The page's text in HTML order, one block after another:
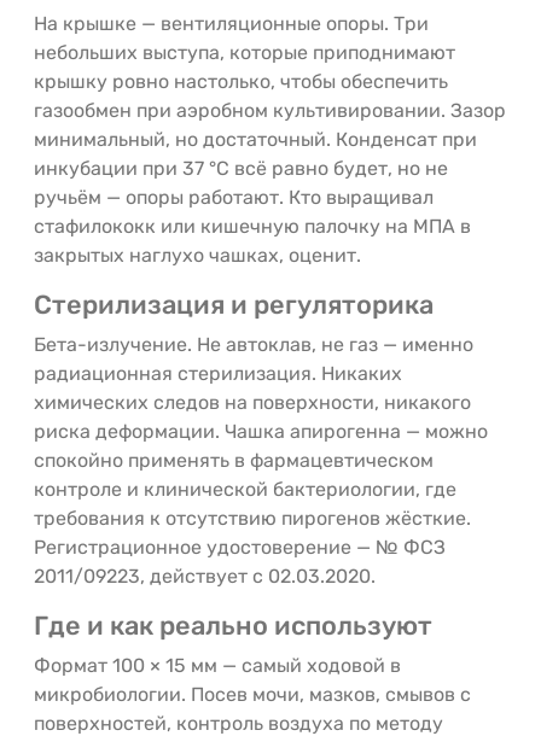
На крышке — вентиляционные опоры. Три
небольших выступа, которые приподнимают
крышку ровно настолько, чтобы обеспечить
газообмен при аэробном культивировании. Зазор
минимальный, но достаточный. Конденсат при
инкубации при 37 °C всё равно будет, но не
ручьём — опоры работают. Кто выращивал
стафилококк или кишечную палочку на МПА в
закрытых наглухо чашках, оценит.
Стерилизация и регуляторика
Бета-излучение. Не автоклав, не газ — именно
радиационная стерилизация. Никаких
химических следов на поверхности, никакого
риска деформации. Чашка апирогенна — можно
спокойно применять в фармацевтическом
контроле и клинической бактериологии, где
требования к отсутствию пирогенов жёсткие.
Регистрационное удостоверение — № ФСЗ
2011/09223, действует с 02.03.2020.
Где и как реально используют
Формат 100 × 15 мм — самый ходовой в
микробиологии. Посев мочи, мазков, смывов с
поверхностей, контроль воздуха по методу